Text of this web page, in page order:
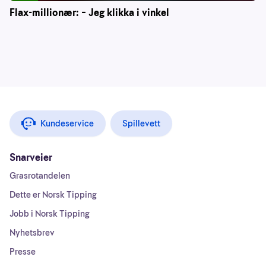
Flax-millionær: – Jeg klikka i vinkel
Kundeservice Spillevett
Snarveier
Grasrotandelen
Dette er Norsk Tipping
Jobb i Norsk Tipping
Nyhetsbrev
Presse